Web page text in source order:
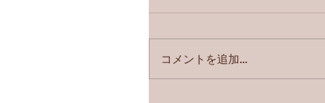
コメントを追加…